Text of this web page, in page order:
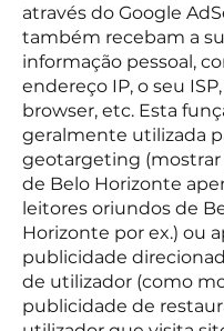
através do Google
também recebam a
informação pessoal,
endereço IP, o seu
browser, etc. Esta
geralmente utilizada
geotargeting
de Belo Horizonte
leitores oriundos de
Horizonte por ex.) ou
publicidade
de utilizador (como
publicidade de